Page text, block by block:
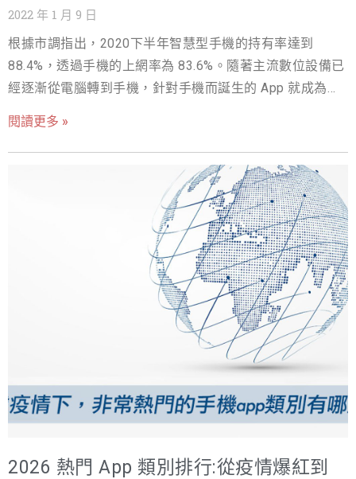
Advertising） App廣告是最常見的營利方式，每10個應用
中就有7個軟體嵌入了廣告，廣告則按照使用者點擊或曝光
量來計算費用，以下是常見的APP廣告方式： 橫幅廣告：
橫幅廣告會安排在App畫面的頂部或底部。 通常這種廣告
只占畫面的一小部分，使用者的接受度也互比較高，但也
告大約10到30秒的視頻廣告，使用者如果成功看完影片廣
告的話通常會獲得一些App內的小獎勵，例如加分、遊戲內
的貨幣等等。到結束後會獲得一些額外的福利。或影片廣
告也可內嵌在社交平台上，例如照片編輯的App常選擇
Instagram的限時動態作為影片廣告曝光，即時的照片對比
可吸引使用者進一步下載。 原生廣告：原
2022 年 1 月 9 日
根據市調指出，2020下半年智慧型手機的持有率達到
88.4%，透過手機的上網率為 83.6%。隨著主流數位設備已
經逐漸從電腦轉到手機，針對手機而誕生的 App 就成為了
App 是相當複雜的，以下我們就來介紹關於開發 App 的流
程與細節。 使用者體驗與開發流程 要製作一款 App 的開發
流程可以簡易的濃縮成以下的九步驟： 產品概念 → 2. 市場
調研 → 3. 體驗及設計規劃 → 4. 介面製作 → 5. 技術開發
→ 6. QA（產品測試）→ 7. 修改與調整 → 8. 產品上架 → 9.
持續的維護與更新產品 這次要講的是第三步驟的「體驗及
設計規劃」，也就是我們常常聽見的 UX設計。 體驗及設計
規劃 如果說產品概念跟是拉出藍圖，市場調研是進行土地
測量及打地基，這個步驟就像是蓋房子時候劃分好每個格
局。如果格局夠方正，不會有斜切或是多邊形的格局，住
舒適的。後續不管你房子內部要裝修成什麼樣子，都能很
好的去進行設計。這也是體驗規劃與設計的宗旨，在用戶
App UX 設計是什麼？ 你可能會常常聽到「UX」這個縮
閱讀更多 »
2026 熱門 App 類別排行:從疫情爆紅到